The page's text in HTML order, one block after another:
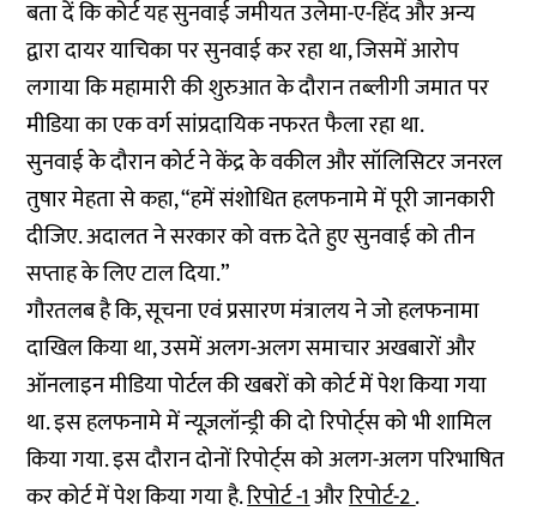
बता दें कि कोर्ट यह सुनवाई जमीयत उलेमा-ए-हिंद और अन्य
द्वारा दायर याचिका पर सुनवाई कर रहा था, जिसमें आरोप
लगाया कि महामारी की शुरुआत के दौरान तब्लीगी जमात पर
मीडिया का एक वर्ग सांप्रदायिक नफरत फैला रहा था.
सुनवाई के दौरान कोर्ट ने केंद्र के वकील और सॉलिसिटर जनरल
तुषार मेहता से कहा, “हमें संशोधित हलफनामे में पूरी जानकारी
दीजिए. अदालत ने सरकार को वक्त देते हुए सुनवाई को तीन
सप्ताह के लिए टाल दिया.”
गौरतलब है कि, सूचना एवं प्रसारण मंत्रालय ने जो हलफनामा
दाखिल किया था, उसमें अलग-अलग समाचार अखबारों और
ऑनलाइन मीडिया पोर्टल की खबरों को कोर्ट में पेश किया गया
था. इस हलफनामे में न्यूज़लॉन्ड्री की दो रिपोर्ट्स को भी शामिल
किया गया. इस दौरान दोनों रिपोर्ट्स को अलग-अलग परिभाषित
कर कोर्ट में पेश किया गया है.रिपोर्ट -1औररिपोर्ट-2.